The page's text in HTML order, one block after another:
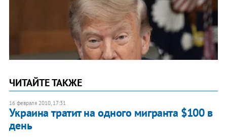
ЧИТАЙТЕ ТАКЖЕ
16 февраля 2010, 17:31
Украина тратит на одного мигранта $100 в
день